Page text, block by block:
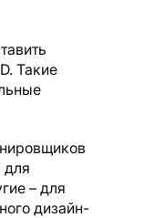
Такие
для
– для
дизайн-